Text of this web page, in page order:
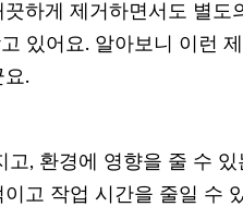
하게 제거하면서도 별도
있어요. 알아보니 이런
요.
, 환경에 영향을 줄 수 있
고 작업 시간을 줄일 수